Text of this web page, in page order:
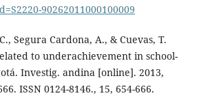
90262011000100009
Segura Cardona, A., & Cuevas, T.
to underachievement in school-
Investig. andina [online]. 2013,
ISSN 0124-8146., 15, 654-666.